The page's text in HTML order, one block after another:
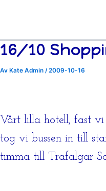
16/10
Av Kate Admin /2009-10-16
Vårt lilla hotell, fast
tog vi bussen in till
timma till Trafalgar